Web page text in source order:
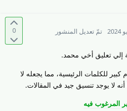
0 تمّ تعديل المنشور
إلي تعليق أخي محمد.
للكلمات الرئيسية، مما يجعله لا
لا يوجد تنسيق جيد في المقالات.
المرغوب فيه